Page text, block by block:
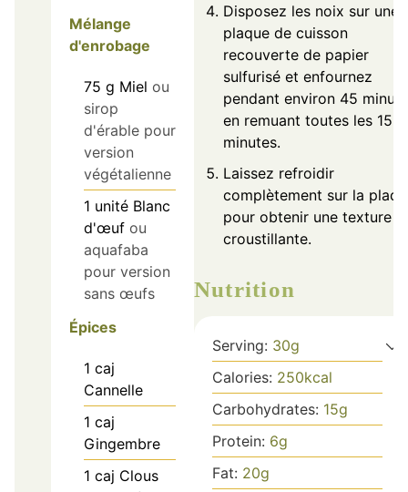
Mélange
d'enrobage
75 g Miel ou
sirop
d'érable pour
version
végétalienne
1 unité Blanc
d'œuf ou
aquafaba
pour version
sans œufs
Épices
1 caj
Cannelle
1 caj
Gingembre
1 caj Clous
Disposez les noix sur une
plaque de cuisson
recouverte de papier
sulfurisé et enfournez
pendant environ 45
en remuant toutes les 15
minutes.
Laissez refroidir
complètement sur la
pour obtenir une texture
croustillante.
Nutrition
Serving: 30g
Calories: 250kcal
Carbohydrates: 15g
Protein: 6g
Fat: 20g